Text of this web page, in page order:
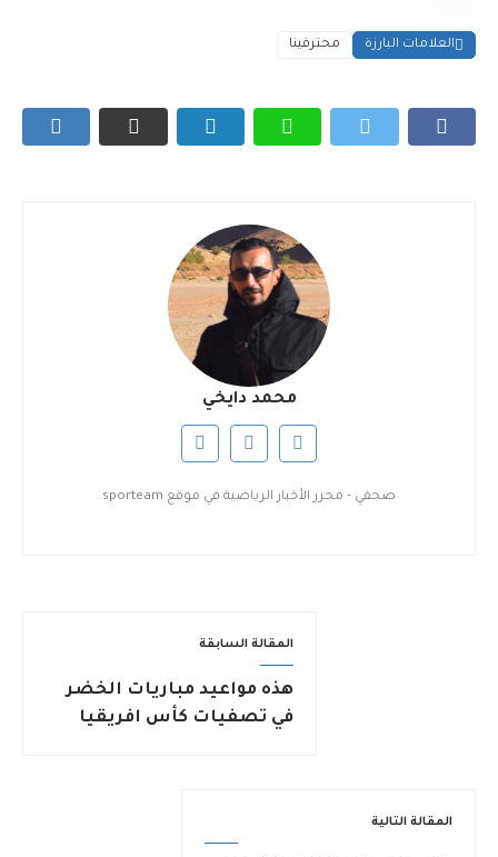
العلامات البارزة محترفينا
محمد دايخي
صحفي - محرر الأخبار الرياضية في موقع sporteam
المقالة السابقة
هذه مواعيد مباريات الخضر
في تصفيات كأس افريقيا
المقالة التالية